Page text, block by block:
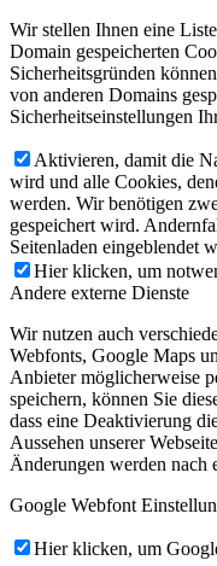
Wir stellen Ihnen eine
Domain gespeicherten
Sicherheitsgründen
von anderen Domains
Sicherheitseinstellungen
Aktivieren, damit die
wird und alle Cookies,
werden. Wir benötigen
gespeichert wird.
Seitenladen eingeblendet
Hier klicken, um
Andere externe Dienste
Wir nutzen auch
Webfonts, Google Maps
Anbieter möglicherweise
speichern, können Sie
dass eine Deaktivierung
Aussehen unserer
Änderungen werden nach
Google Webfont
Hier klicken, um